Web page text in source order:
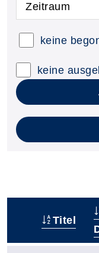
Zeitraum
keine
keine
Titel